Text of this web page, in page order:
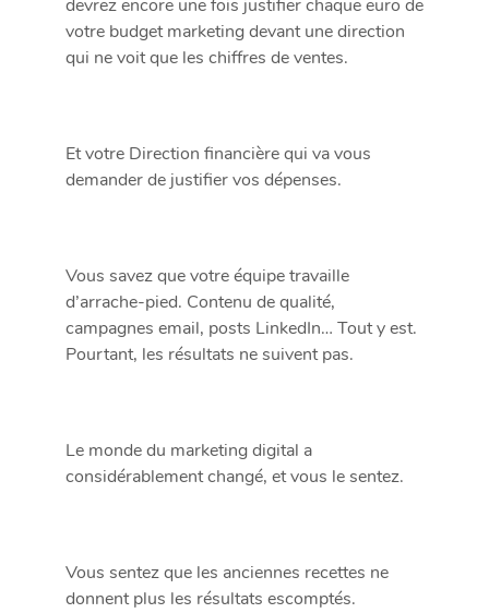
devrez encore une fois justifier chaque euro de
votre budget marketing devant une direction
qui ne voit que les chiffres de ventes.
Et votre Direction financière qui va vous
demander de justifier vos dépenses.
Vous savez que votre équipe travaille
d’arrache-pied. Contenu de qualité,
campagnes email, posts LinkedIn… Tout y est.
Pourtant, les résultats ne suivent pas.
Le monde du marketing digital a
considérablement changé, et vous le sentez.
Vous sentez que les anciennes recettes ne
donnent plus les résultats escomptés.